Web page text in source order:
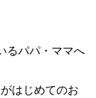
るパパ・ママへ
はじめてのお